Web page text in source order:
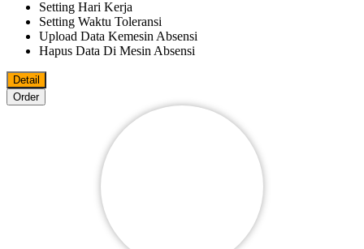
Setting Hari Kerja
Setting Waktu Toleransi
Upload Data Kemesin Absensi
Hapus Data Di Mesin Absensi
Detail
Order